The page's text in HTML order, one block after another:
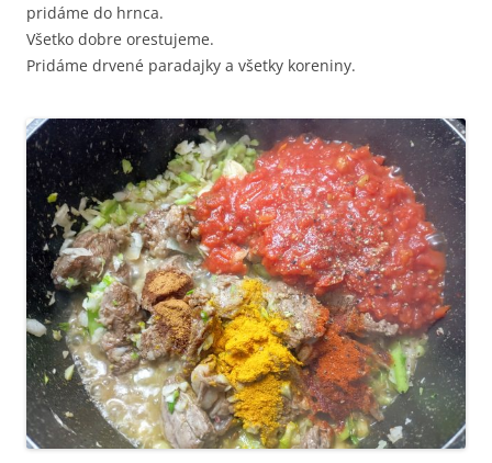
pridáme do hrnca.
Všetko dobre orestujeme.
Pridáme drvené paradajky a všetky koreniny.